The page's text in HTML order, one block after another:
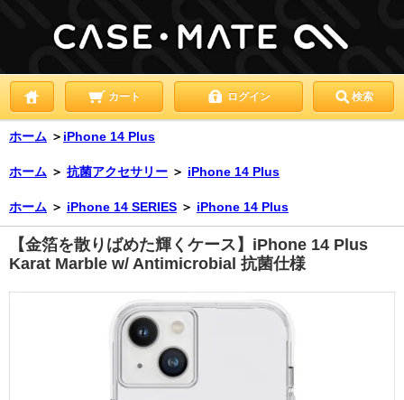
カート ログイン 検索
ホーム ＞ iPhone 14 Plus
ホーム ＞ 抗菌アクセサリー ＞ iPhone 14 Plus
ホーム ＞ iPhone 14 SERIES ＞ iPhone 14 Plus
【金箔を散りばめた輝くケース】iPhone 14 Plus
Karat Marble w/ Antimicrobial 抗菌仕様